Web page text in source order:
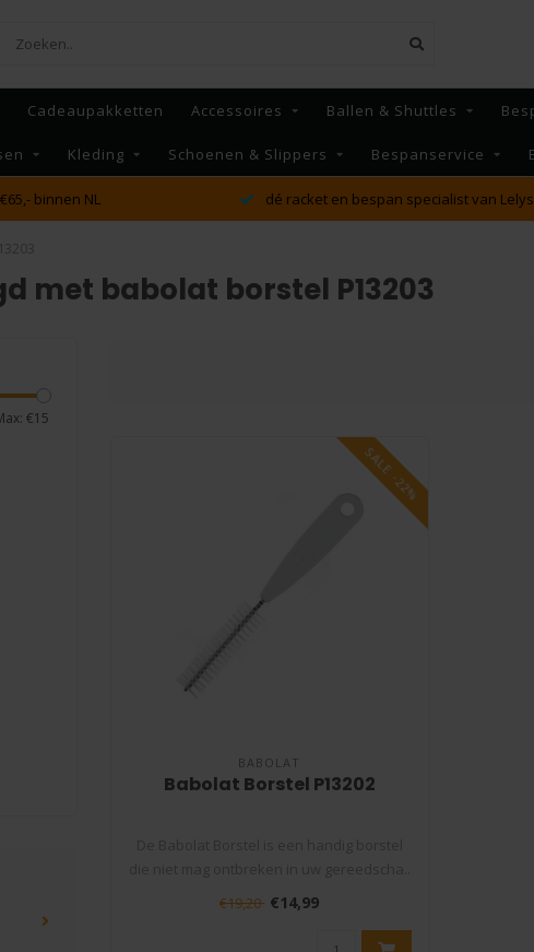
Cadeaupakketten Accessoires Ballen & Shuttles
Kleding Schoenen & Slippers Bespanservice
binnen NL dé racket en bespan specialist van
met babolat borstel P13203
€15
SALE -22%
BABOLAT
Babolat Borstel P13202
€19,20 €14,99